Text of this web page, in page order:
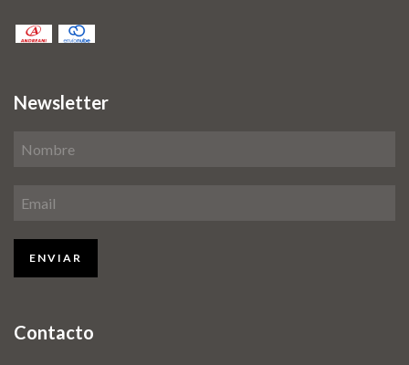
Newsletter
Contacto